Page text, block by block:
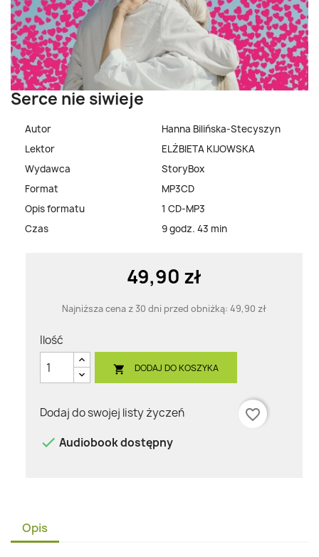
Serce nie siwieje
Autor
Hanna Bilińska-Stecyszyn
Lektor
ELŻBIETA KIJOWSKA
Wydawca
StoryBox
Format
MP3CD
Opis formatu
1 CD-MP3
Czas
9 godz. 43 min
49,90 zł
Najniższa cena z 30 dni przed obniżką: 49,90 zł
Ilość
 DODAJ DO KOSZYKA
Dodaj do swojej listy życzeń
favorite_border
 Audiobook dostępny
Opis